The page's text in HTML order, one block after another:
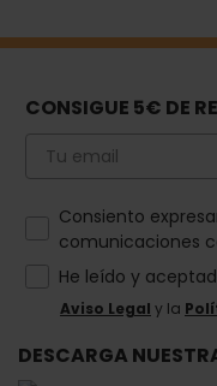
CONSIGUE 5€ DE
Email
How would you like
Consiento
comunicaciones
He leído y
Aviso Legal y la
DESCARGA